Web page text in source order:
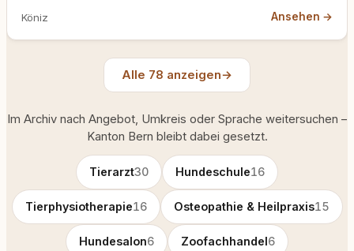
Köniz Ansehen →
Alle 78 anzeigen→
Im Archiv nach Angebot, Umkreis oder Sprache weitersuchen –
Kanton Bern bleibt dabei gesetzt.
Tierarzt30 Hundeschule16
Tierphysiotherapie16 Osteopathie & Heilpraxis15
Hundesalon6 Zoofachhandel6